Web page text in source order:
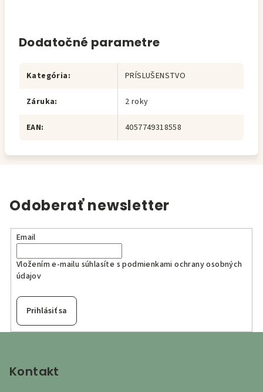
Dodatočné parametre
Kategória: PRÍSLUŠENSTVO
Záruka: 2 roky
EAN: 4057749318558
Odoberať newsletter
Email
Vložením e-mailu súhlasíte spodmienkami ochrany osobných
údajov
Prihlásiť sa
Kontakt